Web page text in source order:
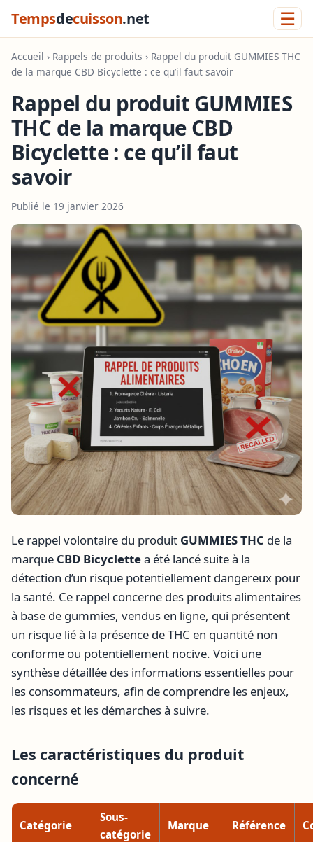
Tempsdecuisson.net ☰
Accueil › Rappels de produits › Rappel du produit GUMMIES THC
de la marque CBD Bicyclette : ce qu’il faut savoir
Rappel du produit GUMMIES
THC de la marque CBD
Bicyclette : ce qu’il faut
savoir
Publié le 19 janvier 2026
Le rappel volontaire du produit GUMMIES THC de la
marque CBD Bicyclettea été lancé suite à la
détection d’un risque potentiellement dangereux pour
la santé. Ce rappel concerne des produits alimentaires
à base de gummies, vendus en ligne, qui présentent
un risque lié à la présence de THC en quantité non
conforme ou potentiellement nocive. Voici une
synthèse détaillée des informations essentielles pour
les consommateurs, afin de comprendre les enjeux,
les risques et les démarches à suivre.
Les caractéristiques du produit
concerné
Catégorie
Sous-
catégorie
Marque Référence